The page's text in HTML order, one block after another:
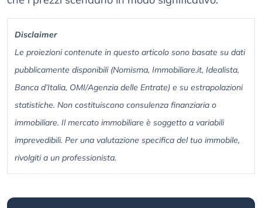
Disclaimer
Le proiezioni contenute in questo articolo sono basate su dati
pubblicamente disponibili (Nomisma, Immobiliare.it, Idealista,
Banca d’Italia, OMI/Agenzia delle Entrate) e su estrapolazioni
statistiche. Non costituiscono consulenza finanziaria o
immobiliare. Il mercato immobiliare è soggetto a variabili
imprevedibili. Per una valutazione specifica del tuo immobile,
rivolgiti a un professionista.